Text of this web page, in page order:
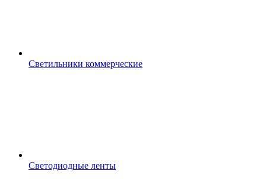
Светильники коммерческие
Светодиодные ленты